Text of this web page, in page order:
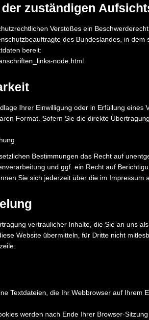
zuständigen
Verstoßes ein
des Bundeslandes, in
bereit:
node.html
Ihrer Einwilligung oder in Erfüllung
Format. Sofern Sie die direkte
Bestimmungen das Recht auf
und ggf. ein Recht auf
Sie sich jederzeit über die im Impressum
vertraulicher Inhalte, die Sie an uns
Website übermitteln, für Dritte nicht
Textdateien, die Ihr Webbrowser auf
werden nach Ende Ihrer Browser-